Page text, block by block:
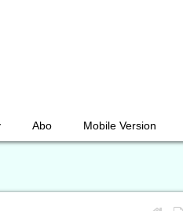
Abo Mobile Version